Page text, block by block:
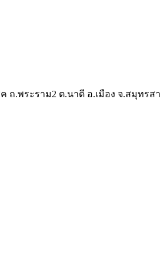
ถ.พระราม2 ต.นาดี อ.เมือง จ.สมุทรส